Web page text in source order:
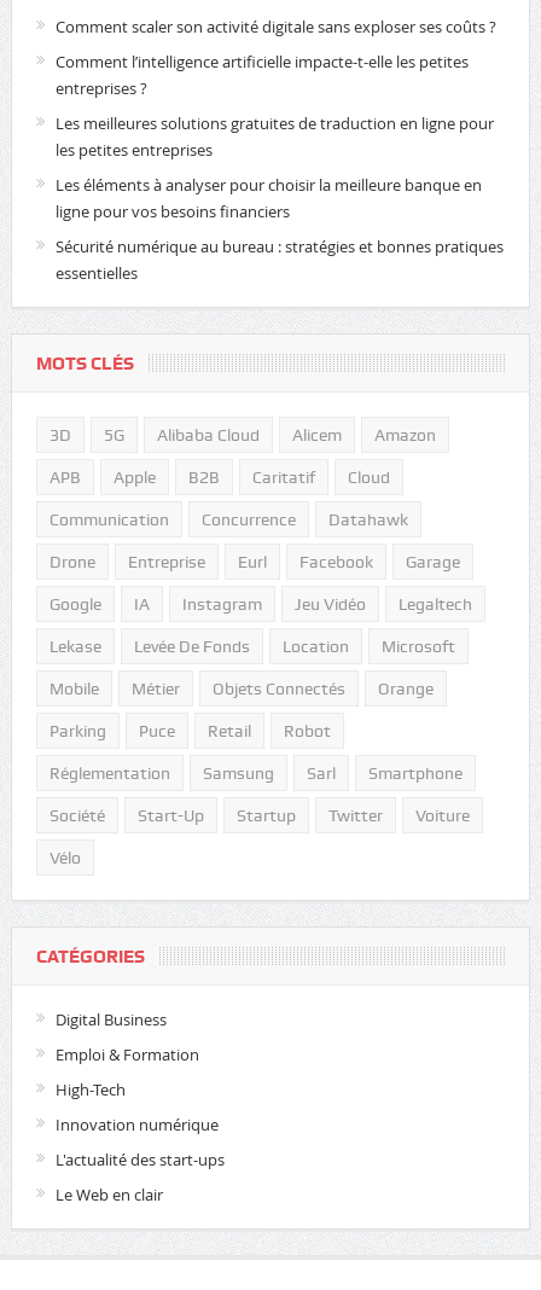
Comment scaler son activité digitale sans exploser ses coûts ?
Comment l’intelligence artificielle impacte-t-elle les petites
entreprises ?
Les meilleures solutions gratuites de traduction en ligne pour
les petites entreprises
Les éléments à analyser pour choisir la meilleure banque en
ligne pour vos besoins financiers
Sécurité numérique au bureau : stratégies et bonnes pratiques
essentielles
MOTS CLÉS
3D 5G Alibaba Cloud Alicem Amazon
APB Apple B2B Caritatif Cloud
Communication Concurrence Datahawk
Drone Entreprise Eurl Facebook Garage
Google IA Instagram Jeu Vidéo Legaltech
Lekase Levée De Fonds Location Microsoft
Mobile Métier Objets Connectés Orange
Parking Puce Retail Robot
Réglementation Samsung Sarl Smartphone
Société Start-Up Startup Twitter Voiture
Vélo
CATÉGORIES
Digital Business
Emploi & Formation
High-Tech
Innovation numérique
L'actualité des start-ups
Le Web en clair